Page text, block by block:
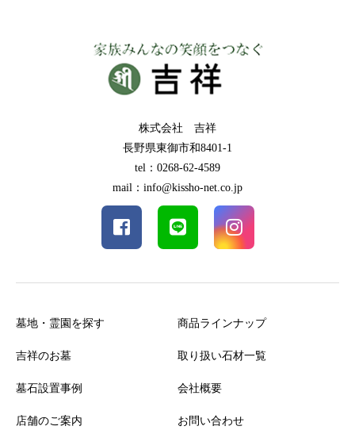
株式会社 吉祥
長野県東御市和8401-1
tel：0268-62-4589
mail：info@kissho-net.co.jp
墓地・霊園を探す
吉祥のお墓
墓石設置事例
店舗のご案内
商品ラインナップ
取り扱い石材一覧
会社概要
お問い合わせ